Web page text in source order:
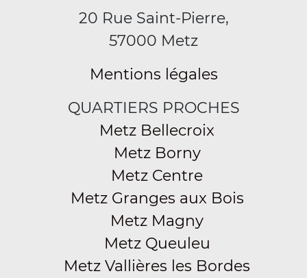
20 Rue Saint-Pierre,
57000 Metz
Mentions légales
QUARTIERS PROCHES
Metz Bellecroix
Metz Borny
Metz Centre
Metz Granges aux Bois
Metz Magny
Metz Queuleu
Metz Vallières les Bordes